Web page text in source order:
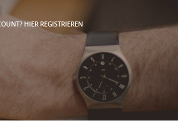
HIER REGISTRIEREN